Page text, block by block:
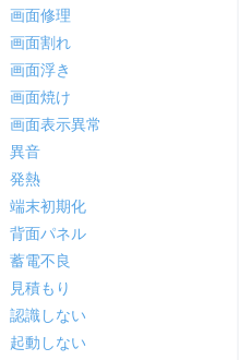
画面修理
画面割れ
画面浮き
画面焼け
画面表示異常
異音
発熱
端末初期化
背面パネル
蓄電不良
見積もり
認識しない
起動しない